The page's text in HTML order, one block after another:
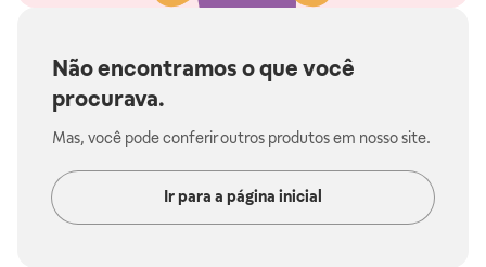
Não encontramos o que você
procurava.
Mas, você pode conferir outros produtos em nosso site.
Ir para a página inicial